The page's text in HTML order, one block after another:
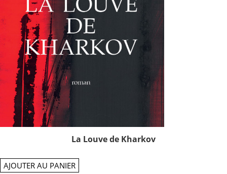
La Louve de Kharkov
AJOUTER AU PANIER